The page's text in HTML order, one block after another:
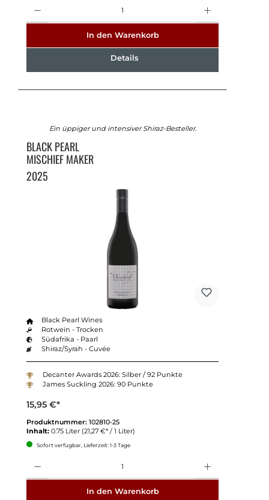
In den Warenkorb
Details
Ein üppiger und intensiver Shiraz-Besteller.
BLACK PEARL
MISCHIEF MAKER
2025
Black Pearl Wines
Rotwein - Trocken
Südafrika - Paarl
Shiraz/Syrah - Cuvée
Decanter Awards 2026: Silber / 92 Punkte
James Suckling 2026: 90 Punkte
15,95 €*
Produktnummer: 102810-25
Inhalt: 0.75 Liter (21,27 €* / 1 Liter)
Sofort verfügbar, Lieferzeit: 1-3 Tage
In den Warenkorb